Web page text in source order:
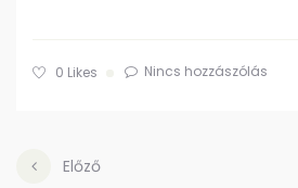
0 Likes Nincs hozzászólás
Előző